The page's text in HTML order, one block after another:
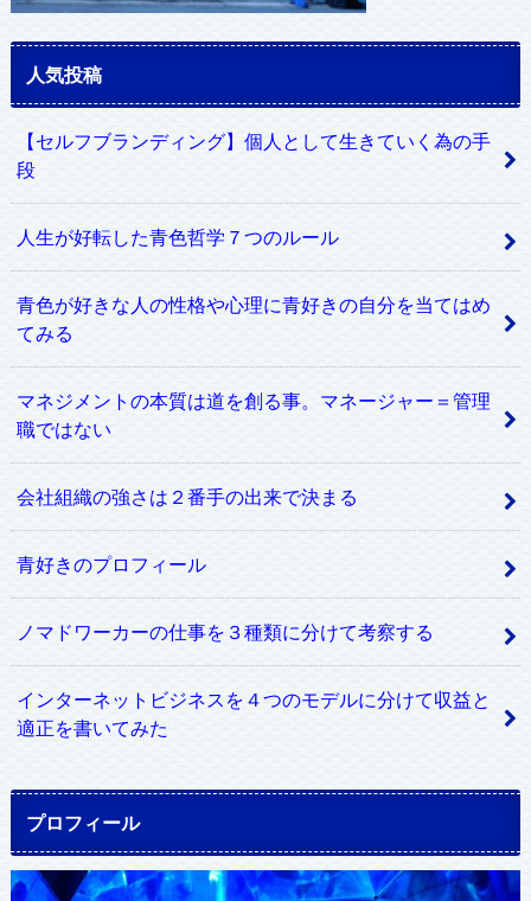
人気投稿
【セルフブランディング】個人として生きていく為の手
段
人生が好転した青色哲学７つのルール
青色が好きな人の性格や心理に青好きの自分を当てはめ
てみる
マネジメントの本質は道を創る事。マネージャー＝管理
職ではない
会社組織の強さは２番手の出来で決まる
青好きのプロフィール
ノマドワーカーの仕事を３種類に分けて考察する
インターネットビジネスを４つのモデルに分けて収益と
適正を書いてみた
プロフィール